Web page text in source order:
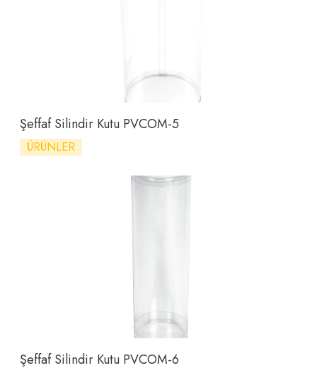
Şeffaf Silindir Kutu PVCOM-5
ÜRÜNLER
Şeffaf Silindir Kutu PVCOM-6